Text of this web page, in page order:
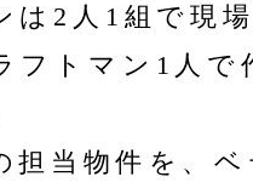
は2人1組で現
フトマン1人で
担当物件を、